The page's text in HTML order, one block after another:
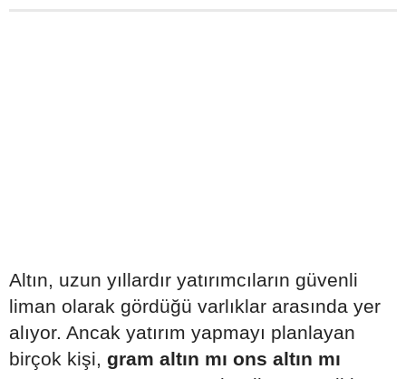
Altın, uzun yıllardır yatırımcıların güvenli
liman olarak gördüğü varlıklar arasında yer
alıyor. Ancak yatırım yapmayı planlayan
birçok kişi, gram altın mı ons altın mı